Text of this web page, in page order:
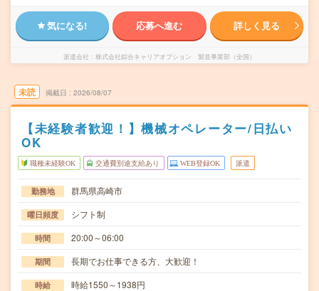
気になる! 応募へ進む 詳しく見る
派遣会社 株式会社綜合キャリアオプション 製造事業部（全国）
未読 掲載日 2026/08/07
【未経験者歓迎！】機械オペレーター/日払い
OK
職種未経験OK 交通費別途支給あり WEB登録OK 派遣
勤務地 群馬県高崎市
曜日頻度 シフト制
時間 20:00～06:00
期間 長期でお仕事できる方、大歓迎！
時給 時給1550～1938円